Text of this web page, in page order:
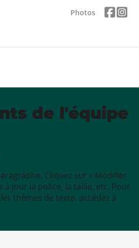
Photos
de l'équipe
Cliquez sur « Modifier
à jour la police, la taille, etc. Pour
thèmes de texte, accédez à